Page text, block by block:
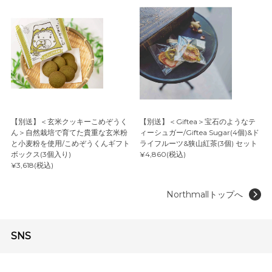
【別送】＜玄米クッキーこめぞうく
ん＞自然栽培で育てた貴重な玄米粉
と小麦粉を使用/こめぞうくんギフト
ボックス(3個入り)
¥3,618(税込)
【別送】＜Giftea＞宝石のようなテ
ィーシュガー/Giftea Sugar(4個)&ド
ライフルーツ&狭山紅茶(3個) セット
¥4,860(税込)
Northmallトップへ
SNS